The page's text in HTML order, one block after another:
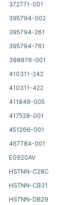
372771-001
395794-002
395794-261
395794-761
398876-001
410311-242
410311-422
411846-005
417528-001
451266-001
467784-001
EG920AV
HSTNN-C28C
HSTNN-CB31
HSTNN-DB29